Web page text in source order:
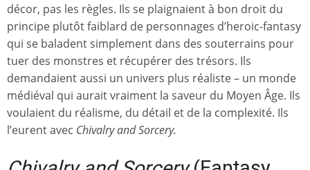
décor, pas les règles. Ils se plaignaient à bon droit du
principe plutôt faiblard de personnages d’heroic-fantasy
qui se baladent simplement dans des souterrains pour
tuer des monstres et récupérer des trésors. Ils
demandaient aussi un univers plus réaliste – un monde
médiéval qui aurait vraiment la saveur du Moyen Âge. Ils
voulaient du réalisme, du détail et de la complexité. Ils
l’eurent avec Chivalry and Sorcery.